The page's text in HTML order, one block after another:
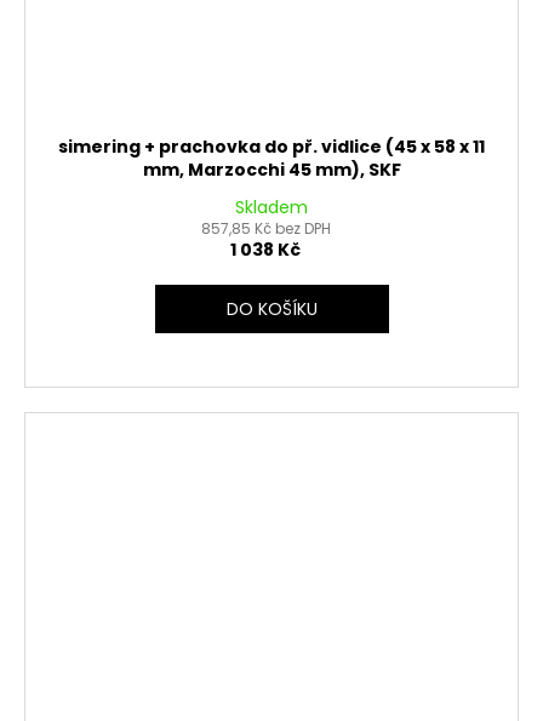
simering + prachovka do př. vidlice (45 x 58 x 11
mm, Marzocchi 45 mm), SKF
Skladem
857,85 Kč bez DPH
1 038 Kč
DO KOŠÍKU